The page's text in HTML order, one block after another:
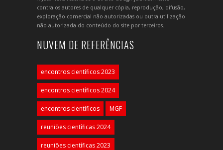
contra os autores de qualquer cópia, reprodução, difusão,
exploração comercial não autorizadas ou outra utilização
não autorizada do conteúdo do site por terceiros.
NUVEM DE REFERÊNCIAS
encontros científicos 2023
encontros científicos 2024
encontros científicos MGF
reuniões científicas 2024
reuniões científicas 2023